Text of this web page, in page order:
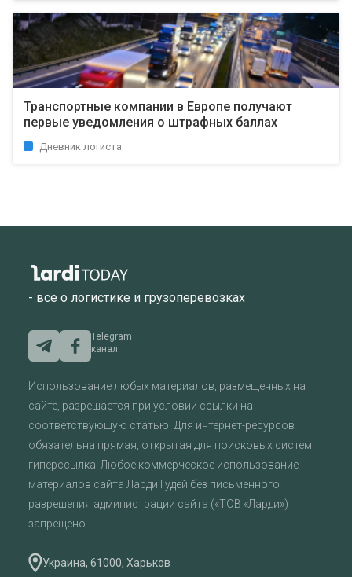
Транспортные компании в Европе получают
первые уведомления о штрафных баллах
Дневник логиста
- все о логистике и грузоперевозках
Telegram
канал
Использование любых материалов, размещенных на
сайте, разрешается при условии ссылки на
соответствующую статью. Для интернет-ресурсов
обязательна прямая, открытая для поисковых систем
гиперссылка. Любое коммерческое использование
материалов сайта ЛардиТудей без письменного
разрешения администрации сайта («ТОВ «Ларди»)
запрещено.
Украина, 61000, Харьков